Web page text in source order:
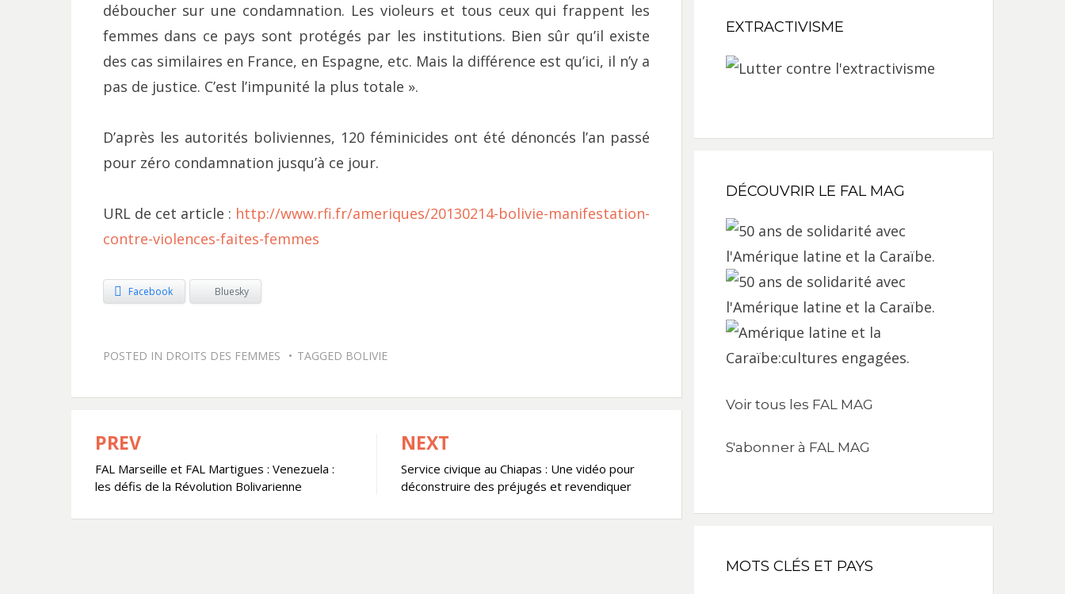
déboucher sur une condamnation. Les violeurs et tous ceux qui frappent les
femmes dans ce pays sont protégés par les institutions. Bien sûr qu’il existe
des cas similaires en France, en Espagne, etc. Mais la différence est qu’ici, il n’y a
pas de justice. C’est l’impunité la plus totale ».
D’après les autorités boliviennes, 120 féminicides ont été dénoncés l’an passé
pour zéro condamnation jusqu’à ce jour.
URL de cet article : http://www.rfi.fr/ameriques/20130214-bolivie-manifestation-
contre-violences-faites-femmes
Facebook Bluesky
POSTED IN DROITS DES FEMMES TAGGED BOLIVIE
Navigation
de
PREV
FAL Marseille et FAL Martigues : Venezuela :
les défis de la Révolution Bolivarienne
NEXT
Service civique au Chiapas : Une vidéo pour
déconstruire des préjugés et revendiquer
EXTRACTIVISME
DÉCOUVRIR LE FAL MAG
Voir tous les FAL MAG
S'abonner à FAL MAG
MOTS CLÉS ET PAYS